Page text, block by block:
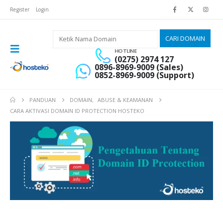
Register Login
HOTLINE
(0275) 2974 127
0896-8969-9009 (Sales)
0852-8969-9009 (Support)
PANDUAN DOMAIN,
ABUSE & KEAMANAN
CARA AKTIVASI DOMAIN ID PROTECTION HOSTEKO